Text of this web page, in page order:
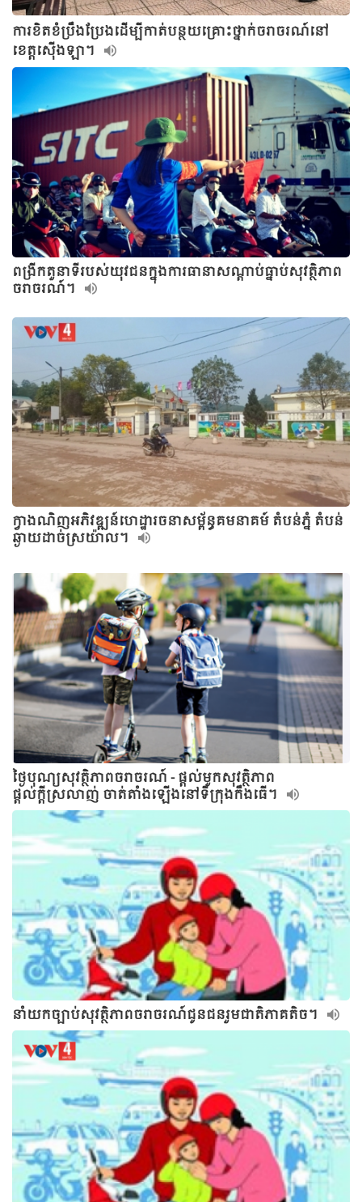
ការខិតខំប្រឹងប្រែងដើម្បីកាត់បន្ថយគ្រោះថ្នាក់ចរាចរណ៍នៅ
ខេត្តស៊ើងឡា។
ពង្រីកតួនាទីរបស់យុវជនក្នុងការធានាសណ្ដាប់ធ្នាប់សុវត្ថិភាព
ចរាចរណ៍។
ក្វាងណិញអភិវឌ្ឍន៍ហេដ្ឋារចនាសម្ព័ន្ធគមនាគម៍ តំបន់ភ្នំ តំបន់
ឆ្ងាយដាច់ស្រយ៉ាល។
ថ្ងៃបុណ្យសុវត្ថិភាពចរាចរណ៍ - ផ្តល់មួកសុវត្ថិភាព
ផ្តល់ក្តីស្រលាញ់ ចាត់តាំងឡើងនៅទីក្រុងកឹងធើ។
នាំយកច្បាប់សុវត្ថិភាពចរាចរណ៍ជូនជនរួមជាតិភាគតិច។